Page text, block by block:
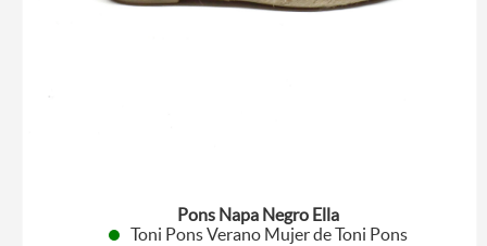
Pons Napa Negro Ella
Toni Pons Verano Mujer de Toni Pons